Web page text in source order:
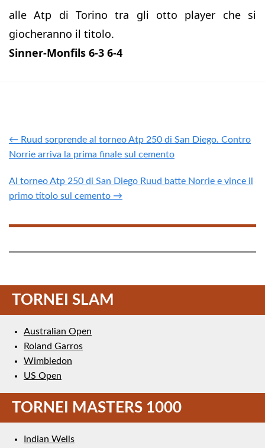
alle Atp di Torino tra gli otto player che si
giocheranno il titolo.
Sinner-Monfils 6-3 6-4
← Ruud sorprende al torneo Atp 250 di San Diego. Contro
Norrie arriva la prima finale sul cemento
Al torneo Atp 250 di San Diego Ruud batte Norrie e vince il
primo titolo sul cemento →
TORNEI SLAM
Australian Open
Roland Garros
Wimbledon
US Open
TORNEI MASTERS 1000
Indian Wells